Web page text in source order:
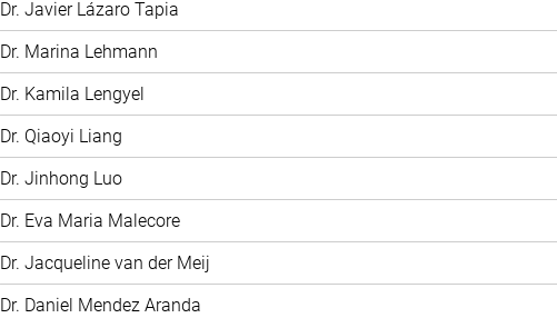
Dr. Javier Lázaro Tapia
Dr. Marina Lehmann
Dr. Kamila Lengyel
Dr. Qiaoyi Liang
Dr. Jinhong Luo
Dr. Eva Maria Malecore
Dr. Jacqueline van der Meij
Dr. Daniel Mendez Aranda